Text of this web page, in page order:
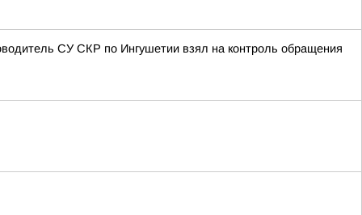
СУ СКР по Ингушетии взял на контроль обращения